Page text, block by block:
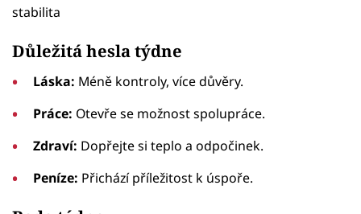
stabilita
Důležitá hesla týdne
Láska: Méně kontroly, více důvěry.
Práce: Otevře se možnost spolupráce.
Zdraví: Dopřejte si teplo a odpočinek.
Peníze: Přichází příležitost k úspoře.